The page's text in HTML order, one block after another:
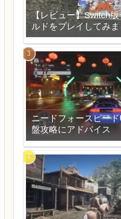
【レビュー】Switch
ルドをプレイしてみま
ニードフォースピー
盤攻略にアドバイス